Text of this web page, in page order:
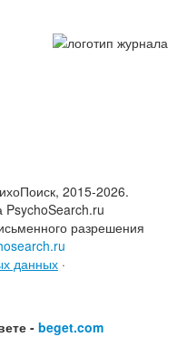
2015-2026.
PsychoSearch.ru
разрешения
данных ·
- beget.com